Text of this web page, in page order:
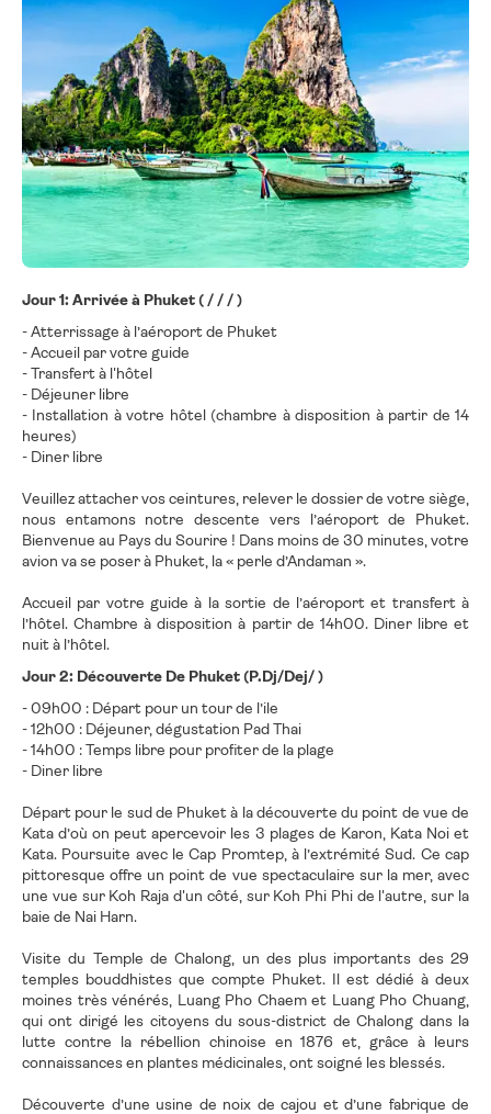
Jour 1: Arrivée à Phuket ( / / / )
- Atterrissage à l’aéroport de Phuket
- Accueil par votre guide
- Transfert à l'hôtel
- Déjeuner libre
- Installation à votre hôtel (chambre à disposition à partir de 14
heures)
- Diner libre
Veuillez attacher vos ceintures, relever le dossier de votre siège,
nous entamons notre descente vers l’aéroport de Phuket.
Bienvenue au Pays du Sourire ! Dans moins de 30 minutes, votre
avion va se poser à Phuket, la « perle d’Andaman ».
Accueil par votre guide à la sortie de l’aéroport et transfert à
l’hôtel. Chambre à disposition à partir de 14h00. Diner libre et
nuit à l’hôtel.
Jour 2: Découverte De Phuket (P.Dj/Dej/ )
- 09h00 : Départ pour un tour de l’ile
- 12h00 : Déjeuner, dégustation Pad Thai
- 14h00 : Temps libre pour profiter de la plage
- Diner libre
Départ pour le sud de Phuket à la découverte du point de vue de
Kata d’où on peut apercevoir les 3 plages de Karon, Kata Noi et
Kata. Poursuite avec le Cap Promtep, à l’extrémité Sud. Ce cap
pittoresque offre un point de vue spectaculaire sur la mer, avec
une vue sur Koh Raja d'un côté, sur Koh Phi Phi de l'autre, sur la
baie de Nai Harn.
Visite du Temple de Chalong, un des plus importants des 29
temples bouddhistes que compte Phuket. Il est dédié à deux
moines très vénérés, Luang Pho Chaem et Luang Pho Chuang,
qui ont dirigé les citoyens du sous-district de Chalong dans la
lutte contre la rébellion chinoise en 1876 et, grâce à leurs
connaissances en plantes médicinales, ont soigné les blessés.
Découverte d’une usine de noix de cajou et d’une fabrique de